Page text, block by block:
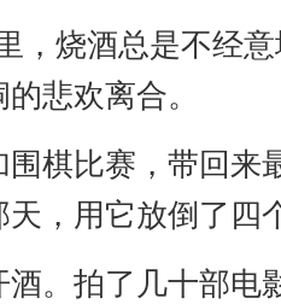
，烧酒总是不经
悲欢离合。
围棋比赛，带回来
，用它放倒了四
。拍了几十部电